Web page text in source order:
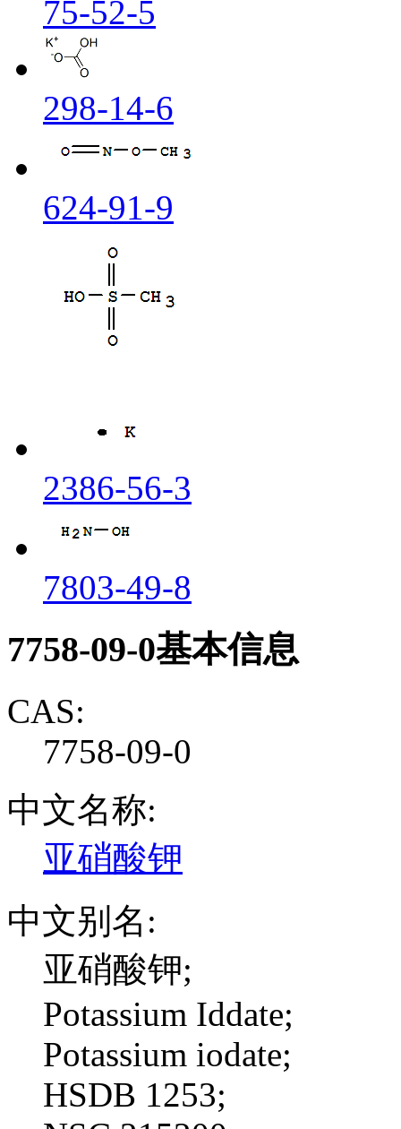
75-52-5
298-14-6
624-91-9
2386-56-3
7803-49-8
7758-09-0基本信息
CAS:
7758-09-0
中文名称:
亚硝酸钾
中文别名:
亚硝酸钾;
Potassium Iddate;
Potassium iodate;
HSDB 1253;